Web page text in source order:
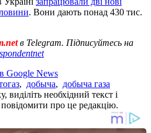
. Вони дають понад 430 тис.
в Telegram. Підписуйтесь на
Google News
, добыча, добыча газа
необхідний текст і
про це редакцію.